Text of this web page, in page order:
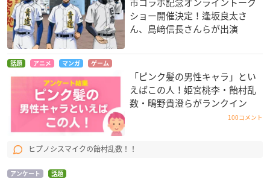
市コラボ記念オンライントーク
ショー開催決定！逢坂良太さ
ん、島﨑信長さんらが出演
話題 アニメ マンガ ゲーム
「ピンク髪の男性キャラ」とい
えばこの人！姫宮桃李・飴村乱
数・鴫野貴澄らがランクイン
100コメント
ヒプノシスマイクの飴村乱数！！
アンケート 話題